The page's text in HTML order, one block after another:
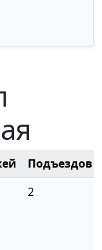
Подъездов
2